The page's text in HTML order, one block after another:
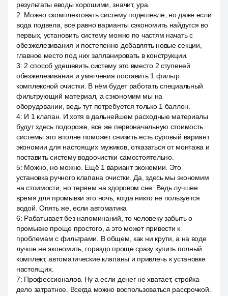
результаты вводы хорошими, значит, ура.
2: Можно скомплектовать систему подешевле, но даже если
вода подвела, все равно варианты сэкономить найдутся во
первых, установить систему можно по частям начать с
обезжелезивания и постепенно добавлять новые секции,
главное место под них запланировать в конструкции.
3: 2 способ удешевить систему это вместо 2 ступеней
обезжелезивания и умягчения поставить 1 фильтр
комплексной очистки. В нём будет работать специальный
фильтрующий материал, а сэкономим мы на
оборудовании, ведь тут потребуется только 1 баллон.
4: И 1 клапан. И хотя в дальнейшем расходные материалы
будут здесь подороже, все же первоначальную стоимость
системы это вполне поможет снизить есть суровый вариант
экономии для настоящих мужиков, отказаться от монтажа и
поставить систему водоочистки самостоятельно.
5: Можно, но можно. Ещё 1 вариант экономии. Это
установка ручного клапана очистки. Да, здесь мы экономим
на стоимости, но теряем на здоровом сне. Ведь лучшее
время для промывки это ночь, когда никто не пользуется
водой. Опять же, если автоматика
6: Рабатывает без напоминаний, то человеку забыть о
промывке проще простого, а это может привести к
проблемам с фильтрами. В общем, как ни крути, а на воде
лучше не экономить, гораздо проще сразу купить полный
комплект, автоматические клапаны и привлечь к установке
настоящих.
7: Профессионалов. Ну а если денег не хватает, стройка
дело затратное. Всегда можно воспользоваться рассрочкой.